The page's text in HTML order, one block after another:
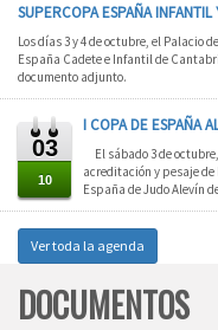
SUPERCOPA ESPAÑA
Los días 3 y 4 de octubre, el Palacio
España Cadete e Infantil de
documento adjunto.
03
10
I COPA DE ESPAÑA
El sábado 3 de
acreditación y pesaje
España de Judo Alevín
Ver toda la agenda
DOCUMENTOS